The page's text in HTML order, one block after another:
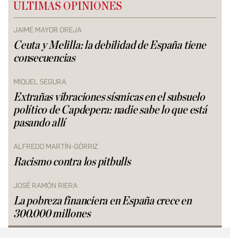
ÚLTIMAS OPINIONES
JAIME MAYOR OREJA
Ceuta y Melilla: la debilidad de España tiene
consecuencias
MIQUEL SEGURA
Extrañas vibraciones sísmicas en el subsuelo
político de Capdepera: nadie sabe lo que está
pasando allí
ALFREDO MARTÍN-GÓRRIZ
Racismo contra los pitbulls
JOSÉ RAMÓN RIERA
La pobreza financiera en España crece en
300.000 millones